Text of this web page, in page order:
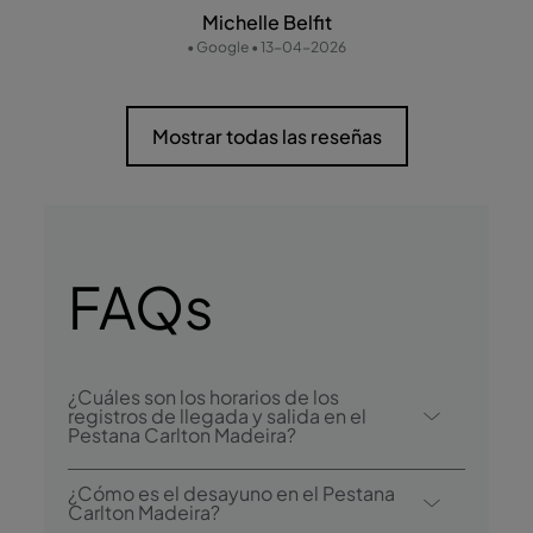
Michelle Belfit
• Google • 13-04-2026
Mostrar todas las reseñas
FAQs
¿Cuáles son los horarios de los
registros de llegada y salida en el
Pestana Carlton Madeira?
El registro de llegada en el Pestana Carlton
Madeira comienza a las 15:00, y el registro
¿Cómo es el desayuno en el Pestana
Carlton Madeira?